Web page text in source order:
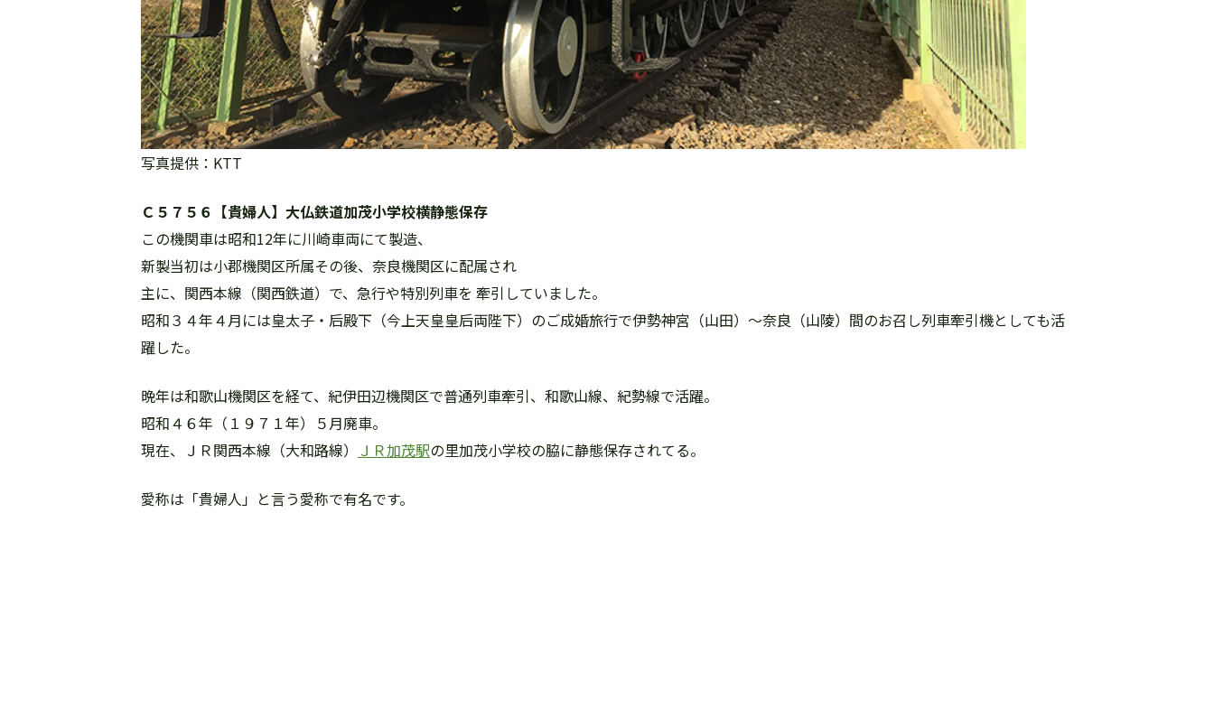
写真提供：KTT
Ｃ５７５６【貴婦人】大仏鉄道加茂小学校横静態保存
この機関車は昭和12年に川崎車両にて製造、
新製当初は小郡機関区所属その後、奈良機関区に配属され
主に、関西本線（関西鉄道）で、急行や特別列車を 牽引していました。
昭和３４年４月には皇太子・后殿下（今上天皇皇后両陛下）のご成婚旅行で伊勢神宮（山田）～奈良（山陵）間のお召し列車牽引機としても活
躍した。
晩年は和歌山機関区を経て、紀伊田辺機関区で普通列車牽引、和歌山線、紀勢線で活躍。
昭和４６年（１９７１年）５月廃車。
現在、ＪＲ関西本線（大和路線）
ＪＲ加茂駅の里加茂小学校の脇に静態保存されてる。
愛称は「貴婦人」と言う愛称で有名です。